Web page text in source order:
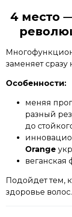
4 место
заменяет сразу
Особенности:
меняя
разный
до
Orange
веганская
Подойдет тем,
здоровье волос.